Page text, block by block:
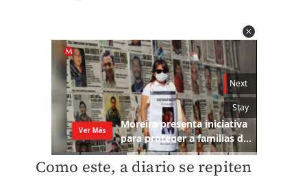
Como este, a diario se repiten